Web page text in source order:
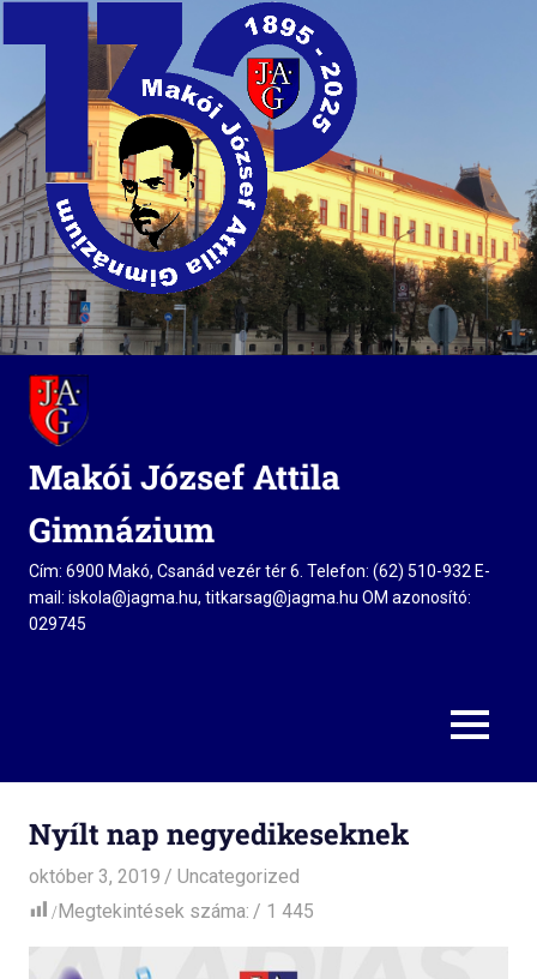
Skip
content
Makói József Attila
Gimnázium
Cím: 6900 Makó, Csanád vezér tér 6. Telefon: (62) 510-932 E-
mail: iskola@jagma.hu, titkarsag@jagma.hu OM azonosító:
029745
MENU
Nyílt nap negyedikeseknek
október 3, 2019 admin
Uncategorized
Megtekintések száma:
1 445